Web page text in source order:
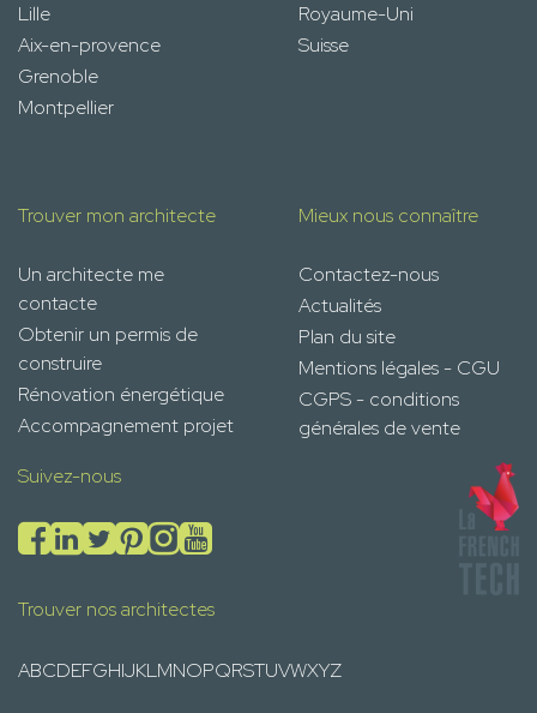
Lille
Aix-en-provence
Grenoble
Montpellier
Royaume-Uni
Suisse
Trouver mon architecte
Un architecte me
contacte
Obtenir un permis de
construire
Rénovation énergétique
Accompagnement projet
Mieux nous connaître
Contactez-nous
Actualités
Plan du site
Mentions légales - CGU
CGPS - conditions
générales de vente
Suivez-nous
Trouver nos architectes
ABCDEFGHIJKLMNOPQRSTUVWXYZ